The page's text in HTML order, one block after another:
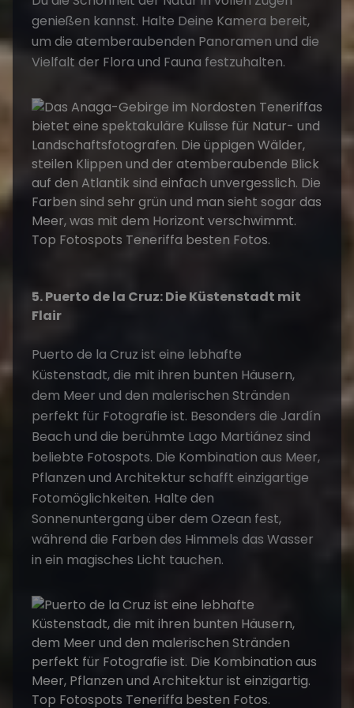
genießen kannst. Halte Deine Kamera bereit,
um die atemberaubenden Panoramen und die
Vielfalt der Flora und Fauna festzuhalten.
5. Puerto de la Cruz: Die Küstenstadt mit
Flair
Puerto de la Cruz ist eine lebhafte
Küstenstadt, die mit ihren bunten Häusern,
dem Meer und den malerischen Stränden
perfekt für Fotografie ist. Besonders die Jardín
Beach und die berühmte Lago Martiánez sind
beliebte Fotospots. Die Kombination aus Meer,
Pflanzen und Architektur schafft einzigartige
Fotomöglichkeiten. Halte den
Sonnenuntergang über dem Ozean fest,
während die Farben des Himmels das Wasser
in ein magisches Licht tauchen.